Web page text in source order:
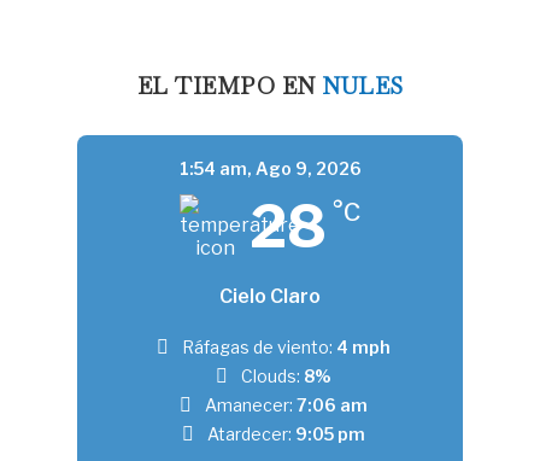
EL TIEMPO EN NULES
1:54 am, Ago 9, 2026
28 °C
Cielo Claro
Ráfagas de viento: 4 mph
Clouds: 8%
Amanecer: 7:06 am
Atardecer: 9:05 pm